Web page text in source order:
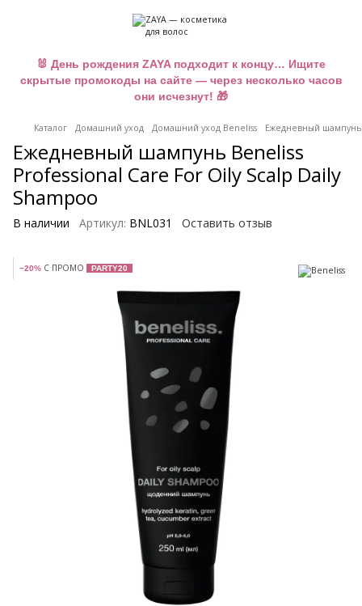
🐰 День рождения ZAYA подходит к концу… Ищите
скрытые промокоды на сайте — через несколько часов
они исчезнут! 🎁
Каталог Домашний уход Домашний уход Beneliss Ежедневный шампунь
Ежедневный шампунь Beneliss
Professional Care For Oily Scalp Daily
Shampoo
В наличии Артикул: BNL031 Оставить отзыв
−20% С ПРОМО PARTY20